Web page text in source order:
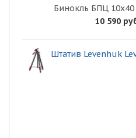
Бинокль БПЦ
10 590
Штатив Levenhuk